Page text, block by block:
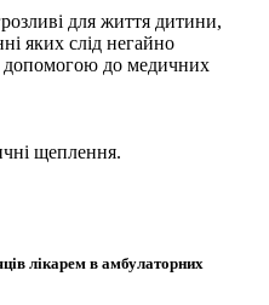
для життя дитини,
яких слід негайно
допомогою до медичних
щеплення.
лікарем в амбулаторних